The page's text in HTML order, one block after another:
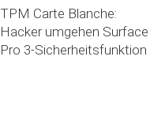
TPM Carte Blanche:
Hacker umgehen Surface
Pro 3-Sicherheitsfunktion